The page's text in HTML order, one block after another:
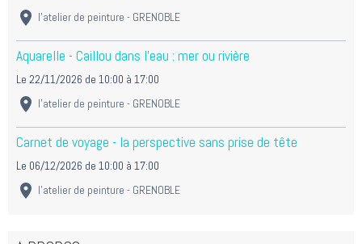
l'atelier de peinture - GRENOBLE
Aquarelle - Caillou dans l'eau : mer ou rivière
Le 22/11/2026 de 10:00 à 17:00
l'atelier de peinture - GRENOBLE
Carnet de voyage - la perspective sans prise de tête
Le 06/12/2026 de 10:00 à 17:00
l'atelier de peinture - GRENOBLE